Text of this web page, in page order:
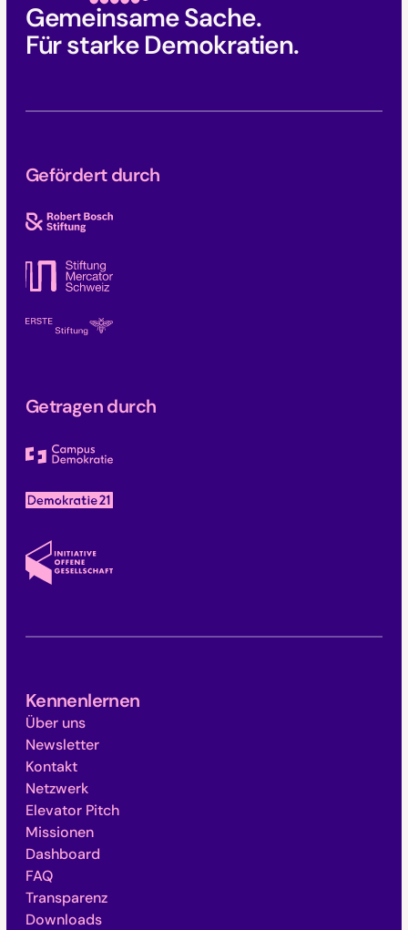
Gemeinsame Sache.
Für starke Demokratien.
Gefördert durch
Getragen durch
Kennenlernen
Über uns
Newsletter
Kontakt
Netzwerk
Elevator Pitch
Missionen
Dashboard
FAQ
Transparenz
Downloads